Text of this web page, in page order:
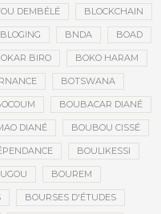
DEMBÉLÉ BLOCKCHAIN
BLOGING BNDA BOAD
BIRO BOKO HARAM
BOTSWANA
BOUBACAR DIANÉ
DIANÉ BOUBOU CISSÉ
BOULIKESSI
BOUREM
BOURSES D'ÉTUDES